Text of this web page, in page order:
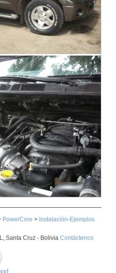
PowerCore > Instalación-Ejemplos
Santa Cruz - Bolivia Contáctenos